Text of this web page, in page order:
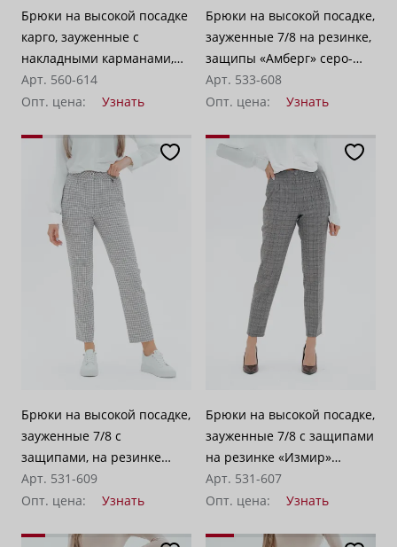
Брюки на высокой посадке
карго, зауженные с
накладными карманами,
на резинке «Босфор»
черные
Арт. 560-614
Опт. цена:
Узнать
Брюки на высокой посадке,
зауженные 7/8 на резинке,
защипы «Амберг» серо-
бежевые
Арт. 533-608
Опт. цена:
Узнать
Брюки на высокой посадке,
зауженные 7/8 с
защипами, на резинке
«Кассель» светло-серые
Арт. 531-609
Опт. цена:
Узнать
Брюки на высокой посадке,
зауженные 7/8 с защипами
на резинке «Измир»
светло-серые
Арт. 531-607
Опт. цена:
Узнать